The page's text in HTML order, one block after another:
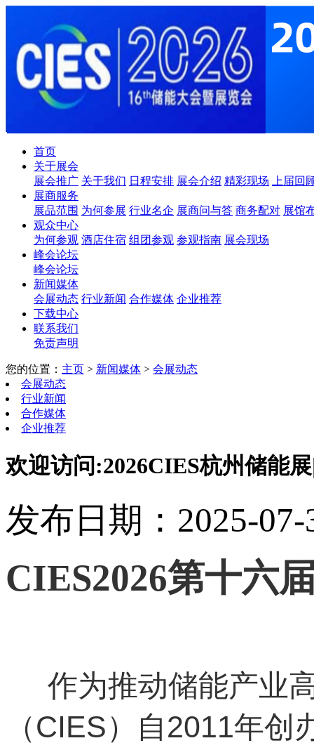
首页
关于展会
展会推广 关于我们 日程安排 展会介绍 精彩现场
上届回
展商服务
展品范围 为何参展 行业名企 展商问与答 商务配对 展馆
观众中心
为何参观 酒店住宿 组团参观 参观指南 展会现场
峰会论坛
峰会论坛
新闻媒体
会展动态 行业新闻 合作媒体 企业推荐
下载中心
联系我们
免责声明
您的位置： 主页 > 新闻媒体 > 会展动态
会展动态
行业新闻
合作媒体
企业推荐
欢迎访问:2026CIES杭州储能
发布日期：2025-07-
CIES2026第十六
作为推动储能产业
（CIES）自2011年